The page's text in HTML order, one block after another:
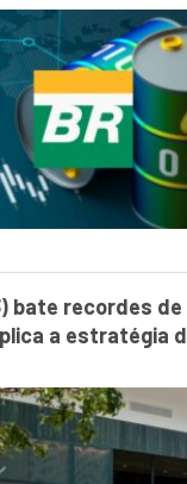
bate recordes de
a estratégia